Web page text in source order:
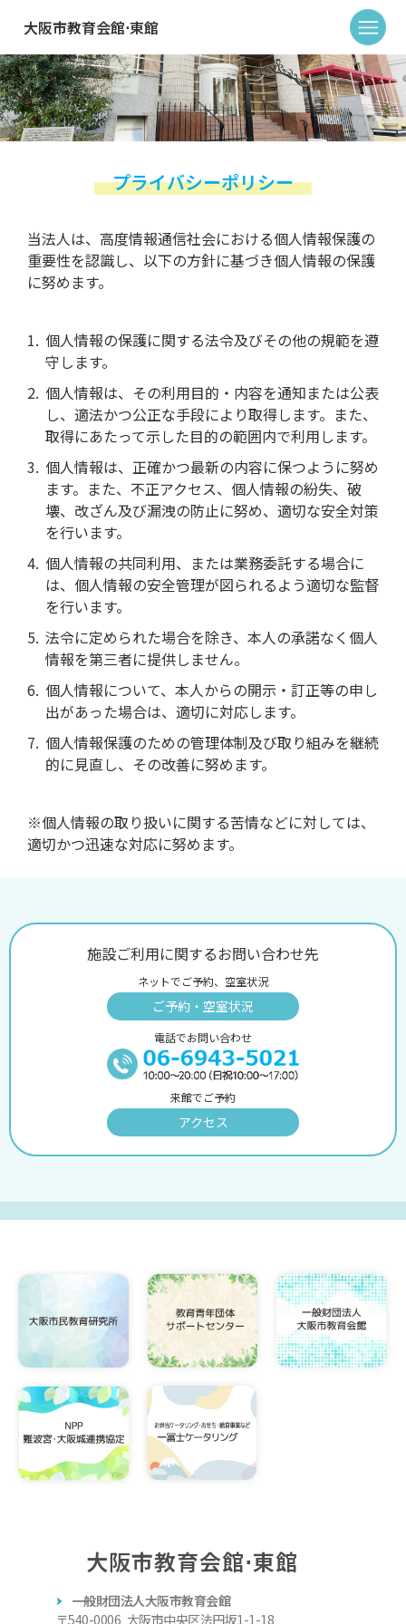
大阪市教育会館⋅東館
プライバシーポリシー
当法人は、高度情報通信社会における個人情報保護の
重要性を認識し、以下の方針に基づき個人情報の保護
に努めます。
個人情報の保護に関する法令及びその他の規範を遵
守します。
個人情報は、その利用目的・内容を通知または公表
し、適法かつ公正な手段により取得します。また、
取得にあたって示した目的の範囲内で利用します。
個人情報は、正確かつ最新の内容に保つように努め
ます。また、不正アクセス、個人情報の紛失、破
壊、改ざん及び漏洩の防止に努め、適切な安全対策
を行います。
個人情報の共同利用、または業務委託する場合に
は、個人情報の安全管理が図られるよう適切な監督
を行います。
法令に定められた場合を除き、本人の承諾なく個人
情報を第三者に提供しません。
個人情報について、本人からの開示・訂正等の申し
出があった場合は、適切に対応します。
個人情報保護のための管理体制及び取り組みを継続
的に見直し、その改善に努めます。
※個人情報の取り扱いに関する苦情などに対しては、
適切かつ迅速な対応に努めます。
施設ご利用に関するお問い合わせ先
ネットでご予約、空室状況
ご予約・空室状況
電話でお問い合わせ
来館でご予約
アクセス
大阪市教育会館⋅東館
一般財団法人大阪市教育会館
〒540-0006 大阪市中央区法円坂1-1-18